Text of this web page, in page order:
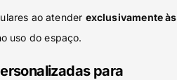
ao atender exclusivamente às
uso do espaço.
para